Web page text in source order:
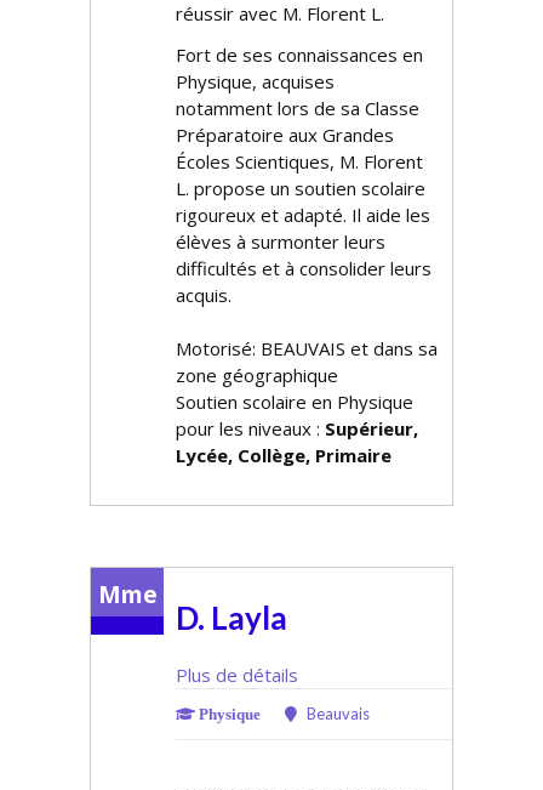
réussir avec M. Florent L.
Fort de ses connaissances en
Physique, acquises
notamment lors de sa Classe
Préparatoire aux Grandes
Écoles Scientifiques, M. Florent
L. propose un soutien scolaire
rigoureux et adapté. Il aide les
élèves à surmonter leurs
difficultés et à consolider leurs
acquis.
Motorisé: BEAUVAIS et dans sa
zone géographique
Soutien scolaire en Physique
pour les niveaux : Supérieur,
Lycée, Collège, Primaire
Mme
D. Layla
Plus de détails
Physique Beauvais